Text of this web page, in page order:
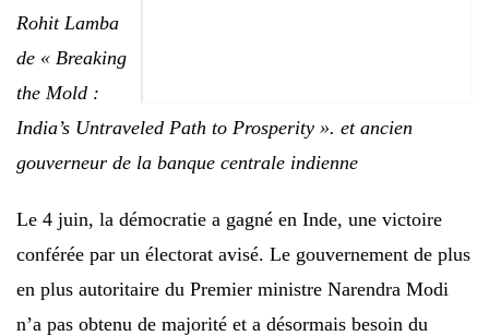
Rohit Lamba
de « Breaking
the Mold :
India’s Untraveled Path to Prosperity ». et ancien
gouverneur de la banque centrale indienne
Le 4 juin, la démocratie a gagné en Inde, une victoire
conférée par un électorat avisé. Le gouvernement de plus
en plus autoritaire du Premier ministre Narendra Modi
n’a pas obtenu de majorité et a désormais besoin du